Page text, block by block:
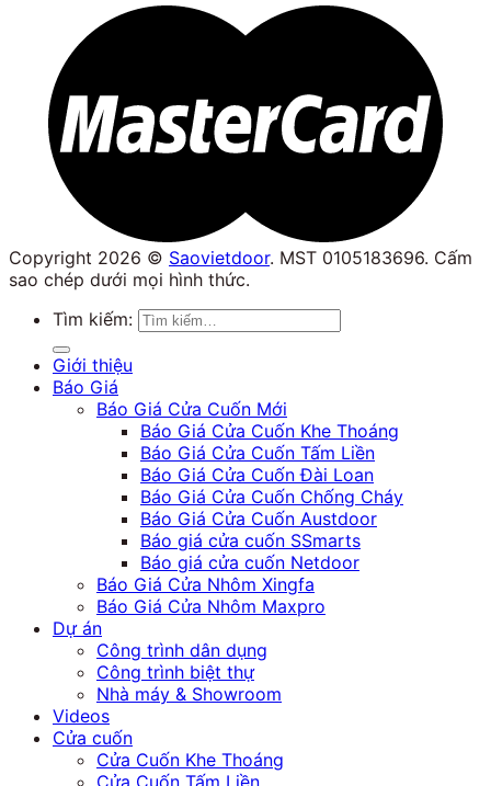
Copyright 2026 © Saovietdoor. MST 0105183696. Cấm
sao chép dưới mọi hình thức.
Tìm kiếm:
Giới thiệu
Báo Giá
Báo Giá Cửa Cuốn Mới
Báo Giá Cửa Cuốn Khe Thoáng
Báo Giá Cửa Cuốn Tấm Liền
Báo Giá Cửa Cuốn Đài Loan
Báo Giá Cửa Cuốn Chống Cháy
Báo Giá Cửa Cuốn Austdoor
Báo giá cửa cuốn SSmarts
Báo giá cửa cuốn Netdoor
Báo Giá Cửa Nhôm Xingfa
Báo Giá Cửa Nhôm Maxpro
Dự án
Công trình dân dụng
Công trình biệt thự
Nhà máy & Showroom
Videos
Cửa cuốn
Cửa Cuốn Khe Thoáng